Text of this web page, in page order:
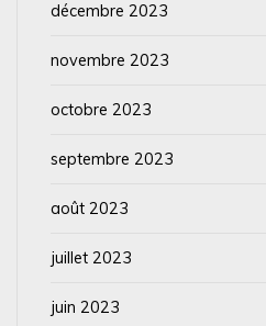
décembre 2023
novembre 2023
octobre 2023
septembre 2023
août 2023
juillet 2023
juin 2023